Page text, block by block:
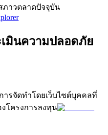
ภาวตลาดปัจจุบัน
มินความปลอดภัย
ารจัดทำโดยเว็บไซต์บุคคลที่
โครงการลงทุน